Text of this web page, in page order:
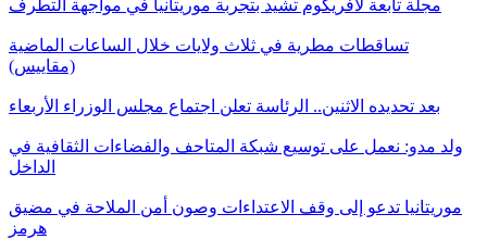
مجلة تابعة لأفريكوم تشيد بتجربة موريتانيا في مواجهة التطرف
تساقطات مطرية في ثلاث ولايات خلال الساعات الماضية
(مقاييس)
بعد تحديده الاثنين.. الرئاسة تعلن اجتماع مجلس الوزراء الأربعاء
ولد مدو: نعمل على توسيع شبكة المتاحف والفضاءات الثقافية في
الداخل
موريتانيا تدعو إلى وقف الاعتداءات وصون أمن الملاحة في مضيق
هرمز